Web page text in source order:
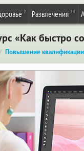
2 Развлечения 24
«Как быстро
Повышение квалификации